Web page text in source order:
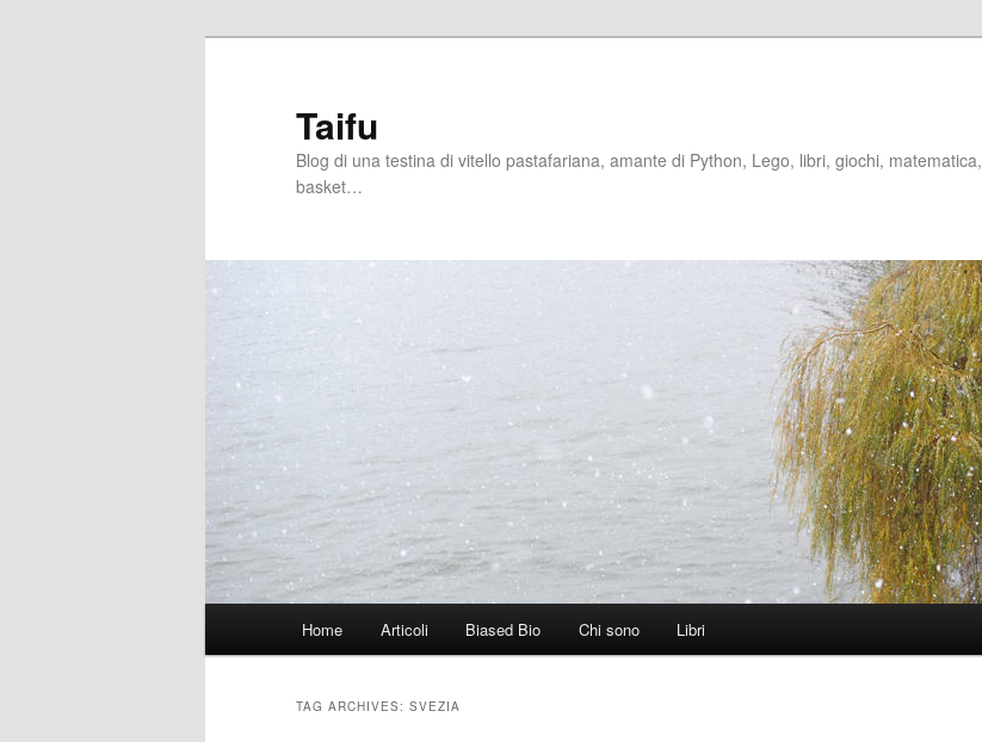
Taifu
Blog di una testina di vitello pastafariana, amante di Python, Lego, libri, giochi, matematica,
basket…
Home Articoli Biased Bio Chi sono Libri
TAG ARCHIVES: SVEZIA